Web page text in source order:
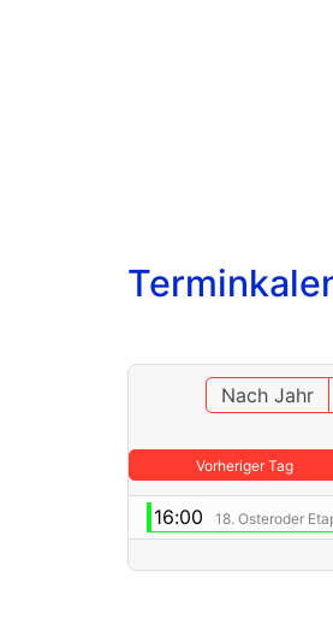
Nach Jahr
Vorheriger Tag
16:00 18. Osteroder